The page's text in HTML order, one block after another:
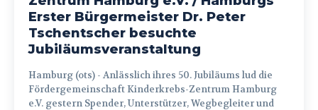
Erster Bürgermeister Dr. Peter
Tschentscher besuchte
Jubiläumsveranstaltung
Hamburg (ots) - Anlässlich ihres 50. Jubiläums lud die
Fördergemeinschaft Kinderkrebs-Zentrum Hamburg
e.V. gestern Spender, Unterstützer, Wegbegleiter und